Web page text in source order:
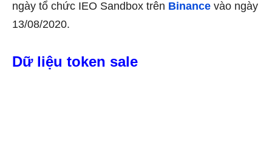
ngày tổ chức IEO Sandbox trên Binance vào ngày
13/08/2020.
Dữ liệu token sale